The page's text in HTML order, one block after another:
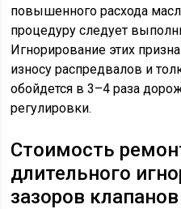
повышенного расхода
процедуру следует
Игнорирование этих
износу распредвалов и
обойдется в 3–4 раза
регулировки.
Стоимость
длительного
зазоров клапанов